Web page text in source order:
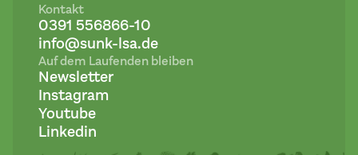
Kontakt
0391 556866-10
info@sunk-lsa.de
Auf dem Laufenden bleiben
Newsletter
Instagram
Youtube
Linkedin